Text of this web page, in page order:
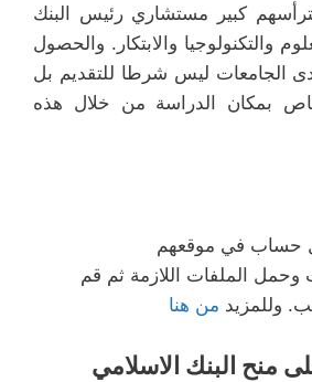
كبير مستشاري رئيس البنك
والتكنولوجيا والابتكار. والحصول
الجامعات ليس شرطا للتقديم بل
بمكان الدراسة من خلال هذه
حساب في موقعهم
وحمل الملفات اللازمة ثم قم
وللمزيد من هنا
منح البنك الاسلامي